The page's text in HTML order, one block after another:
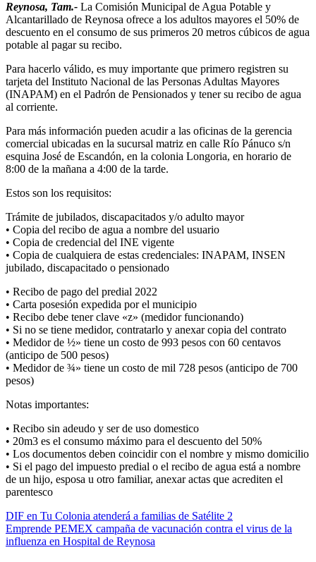
Reynosa, Tam.- La Comisión Municipal de Agua Potable y
Alcantarillado de Reynosa ofrece a los adultos mayores el 50% de
descuento en el consumo de sus primeros 20 metros cúbicos de agua
potable al pagar su recibo.
Para hacerlo válido, es muy importante que primero registren su
tarjeta del Instituto Nacional de las Personas Adultas Mayores
(INAPAM) en el Padrón de Pensionados y tener su recibo de agua
al corriente.
Para más información pueden acudir a las oficinas de la gerencia
comercial ubicadas en la sucursal matriz en calle Río Pánuco s/n
esquina José de Escandón, en la colonia Longoria, en horario de
8:00 de la mañana a 4:00 de la tarde.
Estos son los requisitos:
Trámite de jubilados, discapacitados y/o adulto mayor
• Copia del recibo de agua a nombre del usuario
• Copia de credencial del INE vigente
• Copia de cualquiera de estas credenciales: INAPAM, INSEN
jubilado, discapacitado o pensionado
• Recibo de pago del predial 2022
• Carta posesión expedida por el municipio
• Recibo debe tener clave «z» (medidor funcionando)
• Si no se tiene medidor, contratarlo y anexar copia del contrato
• Medidor de ½» tiene un costo de 993 pesos con 60 centavos
(anticipo de 500 pesos)
• Medidor de ¾» tiene un costo de mil 728 pesos (anticipo de 700
pesos)
Notas importantes:
• Recibo sin adeudo y ser de uso domestico
• 20m3 es el consumo máximo para el descuento del 50%
• Los documentos deben coincidir con el nombre y mismo domicilio
• Si el pago del impuesto predial o el recibo de agua está a nombre
de un hijo, esposa u otro familiar, anexar actas que acrediten el
parentesco
Navegación
de
DIF en Tu Colonia atenderá a familias de Satélite 2
Emprende PEMEX campaña de vacunación contra el virus de la
influenza en Hospital de Reynosa